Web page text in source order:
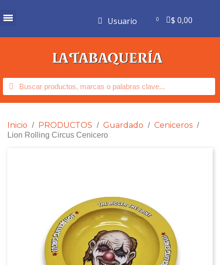
Usuario $ 0,00
Inicio PRODUCTOS Guardado Ceniceros
Lion Rolling Circus Cenicero